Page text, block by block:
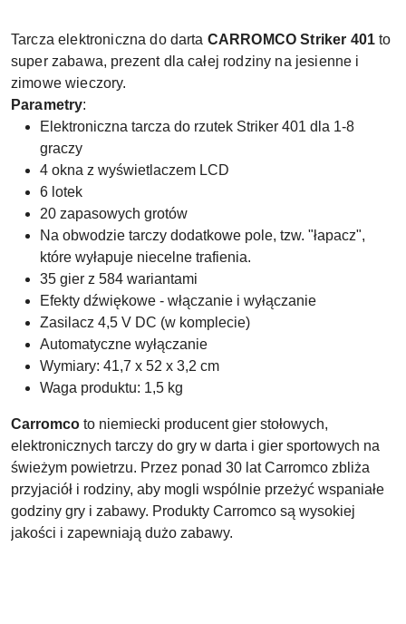
Tarcza elektroniczna do darta CARROMCOStriker 401 to
super zabawa, prezent dla całej rodziny na jesienne i
zimowe wieczory.
Parametry:
Elektroniczna tarcza do rzutek Striker 401 dla 1-8
graczy
4 okna z wyświetlaczem LCD
6 lotek
20 zapasowych grotów
Na obwodzie tarczy dodatkowe pole, tzw. "łapacz",
które wyłapuje niecelne trafienia.
35 gier z 584 wariantami
Efekty dźwiękowe - włączanie i wyłączanie
Zasilacz 4,5 V DC (w komplecie)
Automatyczne wyłączanie
Wymiary: 41,7 x 52 x 3,2 cm
Waga produktu: 1,5 kg
Carromco to niemiecki producent gier stołowych,
elektronicznych tarczy do gry w darta i gier sportowych na
świeżym powietrzu. Przez ponad 30 lat Carromco zbliża
przyjaciół i rodziny, aby mogli wspólnie przeżyć wspaniałe
godziny gry i zabawy. Produkty Carromco są wysokiej
jakości i zapewniają dużo zabawy.